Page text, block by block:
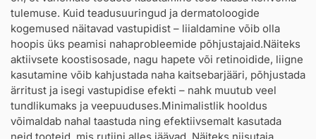
tulemuse. Kuid teadusuuringud ja dermatoloogide
kogemused näitavad vastupidist – liialdamine võib olla
hoopis üks peamisi nahaprobleemide põhjustajaid.Näiteks
aktiivsete koostisosade, nagu hapete või retinoidide, liigne
kasutamine võib kahjustada naha kaitsebarjääri, põhjustada
ärritust ja isegi vastupidise efekti – nahk muutub veel
tundlikumaks ja veepuuduses.Minimalistlik hooldus
võimaldab nahal taastuda ning efektiivsemalt kasutada